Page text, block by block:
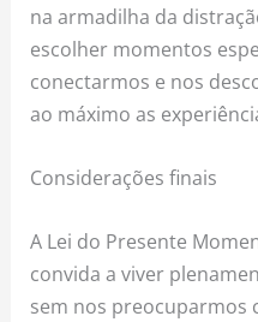
na armadilha da
escolher momentos
conectarmos e nos
ao máximo as
Considerações finais
A Lei do Presente
convida a viver
sem nos preocuparmos